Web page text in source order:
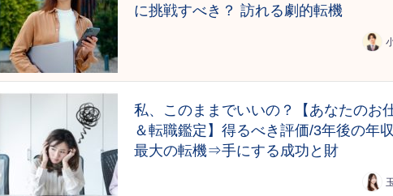
に挑戦すべき？ 訪れる劇的転機
私、このままでいいの？【あなたのお
＆転職鑑定】得るべき評価/3年後の年
最大の転機⇒手にする成功と財